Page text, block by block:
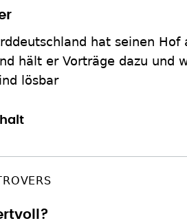
hat seinen Hof
hält er Vorträge dazu und
lösbar